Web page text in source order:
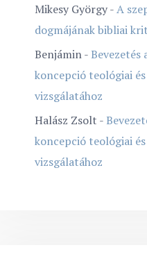
Mikesy György-A
dogmájának bibliai
Benjámin-Bevezetés
koncepció teológiai
vizsgálatához
Halász Zsolt -
koncepció teológiai
vizsgálatához